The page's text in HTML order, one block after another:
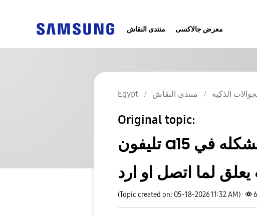
منتدى النقاش معرض جالاكسى
Egypt منتدى النقاش الذكية
Original topic:
تليفون a15 كان كويس بس بقي في مشكله في
لما اتصل او ارد
(Topic created on: 05-18-2026 11:32 AM)